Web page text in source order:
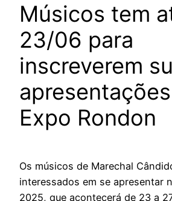
Músicos tem
23/06 para
inscreverem
Expo Rondon
Os músicos de Marechal
interessados em se apresentar
2025, que acontecerá de 23 a